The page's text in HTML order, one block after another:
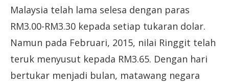
Malaysia telah lama selesa dengan paras
RM3.00-RM3.30 kepada setiap tukaran dolar.
Namun pada Februari, 2015, nilai Ringgit telah
teruk menyusut kepada RM3.65. Dengan hari
bertukar menjadi bulan, matawang negara